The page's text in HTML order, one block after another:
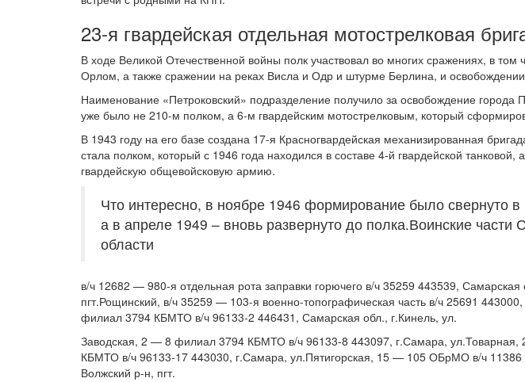
23-я гвардейская отдельная мотострелковая
В ходе Великой Отечественной войны полк участвовал во многих сражениях, в том
Орлом, а также сражении на реках Висла и Одр и штурме Берлина, и
Наименование «Петроковский» подразделение получило за освобождение города
уже было не 210-м полком, а 6-м гвардейским мотострелковым, который
В 1943 году на его базе создана 17-я Красногвардейская механизированная
стала полком, который с 1946 года находился в составе 4-й гвардейской
гвардейскую общевойсковую армию.
Что интересно, в ноябре 1946 формирование было свернуто
а в апреле 1949 – вновь развернуто до полка.Воинские
области
в/ч 12682 — 980-я отдельная рота заправки горючего в/ч 35259 443539,
пгт.Рощинский, в/ч 35259 — 103-я военно-топографическая часть в/ч 25691
филиал 3794 КБМТО в/ч 96133-2 446431, Самарская обл., г.Кинель, ул.
Заводская, 2 — 8 филиал 3794 КБМТО в/ч 96133-8 443097, г.Самара,
КБМТО в/ч 96133-17 443030, г.Самара, ул.Пятигорская, 15 — 105 ОБрМО в/ч 11386
Волжский р-н, пгт.